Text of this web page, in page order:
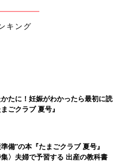
キング
たに！妊娠がわかったら最初に読
ごクラブ 夏号』
備”の本『たまごクラブ 夏号』
集〉夫婦で予習する 出産の教科書